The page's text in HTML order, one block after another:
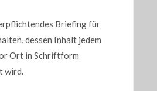
Briefing für
dessen Inhalt jedem
Ort in Schriftform
wird.